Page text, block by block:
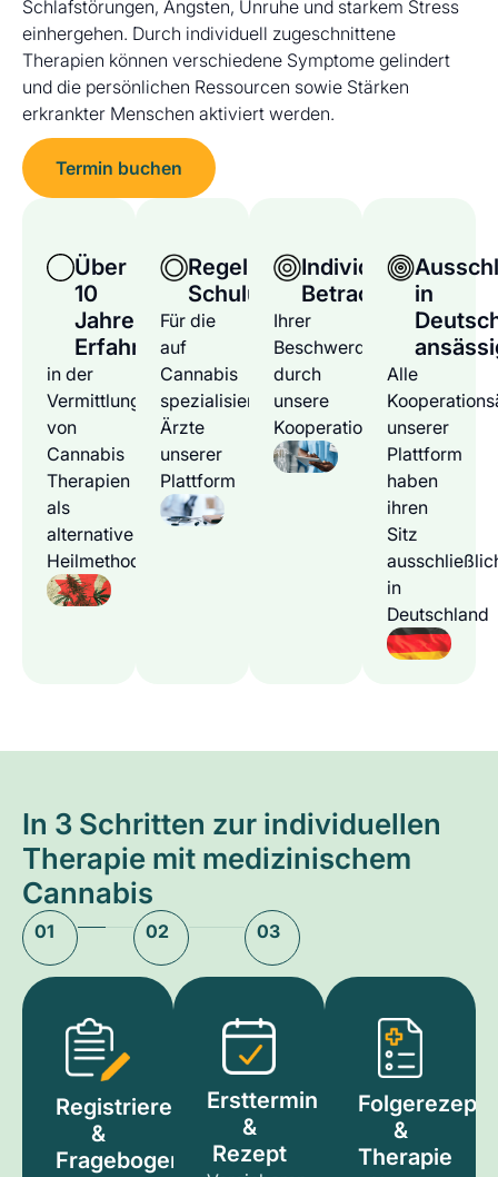
Schlafstörungen, Ängsten, Unruhe und starkem Stress
einhergehen. Durch individuell zugeschnittene
Therapien können verschiedene Symptome gelindert
und die persönlichen Ressourcen sowie Stärken
erkrankter Menschen aktiviert werden.
Termin buchen
Über
10
Jahre
Erfahrung
in der
Vermittlung
von
Cannabis
Therapien
als
alternative
Heilmethode
Regelmäßige
Schulungen
Für die
auf
Cannabis
spezialisierten
Ärzte
unserer
Plattform
Individuelle
Betrachtung
Ihrer
Beschwerden
durch
unsere
Kooperationsärzte
in
Alle
unserer
Plattform
haben
ihren
Sitz
in
Deutschland
In 3 Schritten zur individuellen
Therapie mit medizinischem
Cannabis
01 02 03
Registrieren
&
Fragebogen
Ersttermin
&
Rezept
Folgerezept
&
Therapie